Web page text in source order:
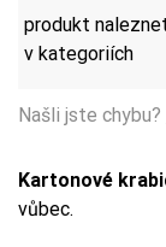
produkt
v kategoriích
Našli jste chybu?
Kartonové
vůbec.